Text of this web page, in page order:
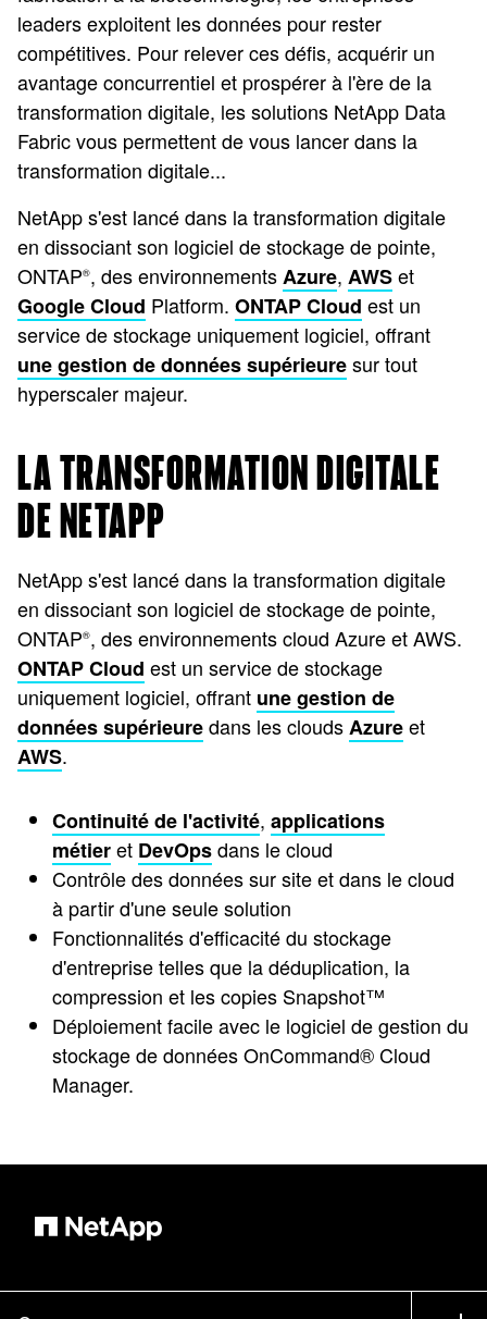
leaders exploitent les données pour rester
compétitives. Pour relever ces défis, acquérir un
avantage concurrentiel et prospérer à l'ère de la
transformation digitale, les solutions NetApp Data
Fabric vous permettent de vous lancer dans la
transformation digitale...
NetApp s'est lancé dans la transformation digitale
en dissociant son logiciel de stockage de pointe,
ONTAP®, des environnementsAzure, AWSet
Google Cloud Platform. ONTAP Cloud est un
service de stockage uniquement logiciel, offrant
une gestion de données supérieuresur tout
hyperscaler majeur.
LA TRANSFORMATION DIGITALE
DE NETAPP
NetApp s'est lancé dans la transformation digitale
en dissociant son logiciel de stockage de pointe,
ONTAP®, des environnements cloud Azure et AWS.
ONTAP Cloud est un service de stockage
uniquement logiciel, offrant une gestion de
données supérieuredans les cloudsAzureet
AWS.
Continuité de l'activité, applications
métieret DevOpsdans le cloud
Contrôle des données sur site et dans le cloud
à partir d'une seule solution
Fonctionnalités d'efficacité du stockage
d'entreprise telles que la déduplication, la
compression et les copies Snapshot™
Déploiement facile avec le logiciel de gestion du
stockage de données OnCommand® Cloud
Manager.